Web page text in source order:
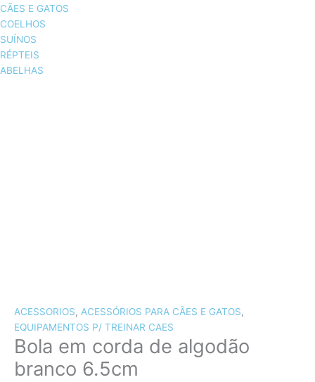
CÃES E GATOS
COELHOS
SUÍNOS
RÉPTEIS
ABELHAS
ACESSORIOS, ACESSÓRIOS PARA CÃES E GATOS,
EQUIPAMENTOS P/ TREINAR CAES
Bola em corda de algodão
branco 6.5cm
em
corda
de
algodão
branco